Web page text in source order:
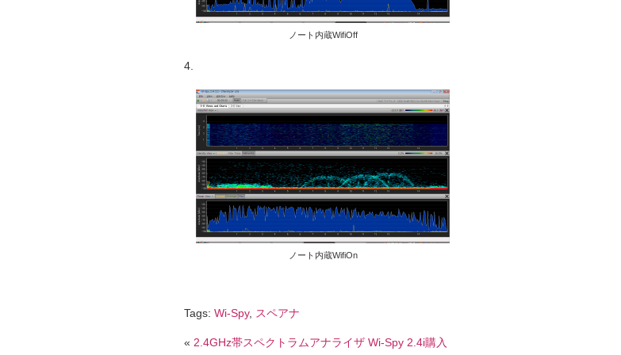
ノート内蔵WifiOff
4.
ノート内蔵WifiOn
Tags: Wi-Spy, スペアナ
« 2.4GHz帯スペクトラムアナライザ Wi-Spy 2.4i購入